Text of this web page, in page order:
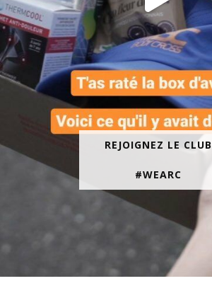
REJOIGNEZ LE CLUB
#WEARC